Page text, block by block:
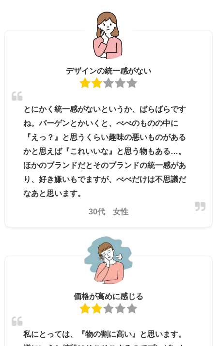
デザインの統一感がない
とにかく統一感がないというか、ばらばらです
ね。バーゲンとかいくと、べべのものの中に
『えっ？』と思うくらい趣味の悪いものがある
かと思えば『これいいな』と思う物もある…。
ほかのブランドだとそのブランドの統一感があ
り、好き嫌いもでますが、べべだけは不思議だ
なあと思います。
30代 女性
価格が高めに感じる
私にとっては、『物の割に高い』と思います。